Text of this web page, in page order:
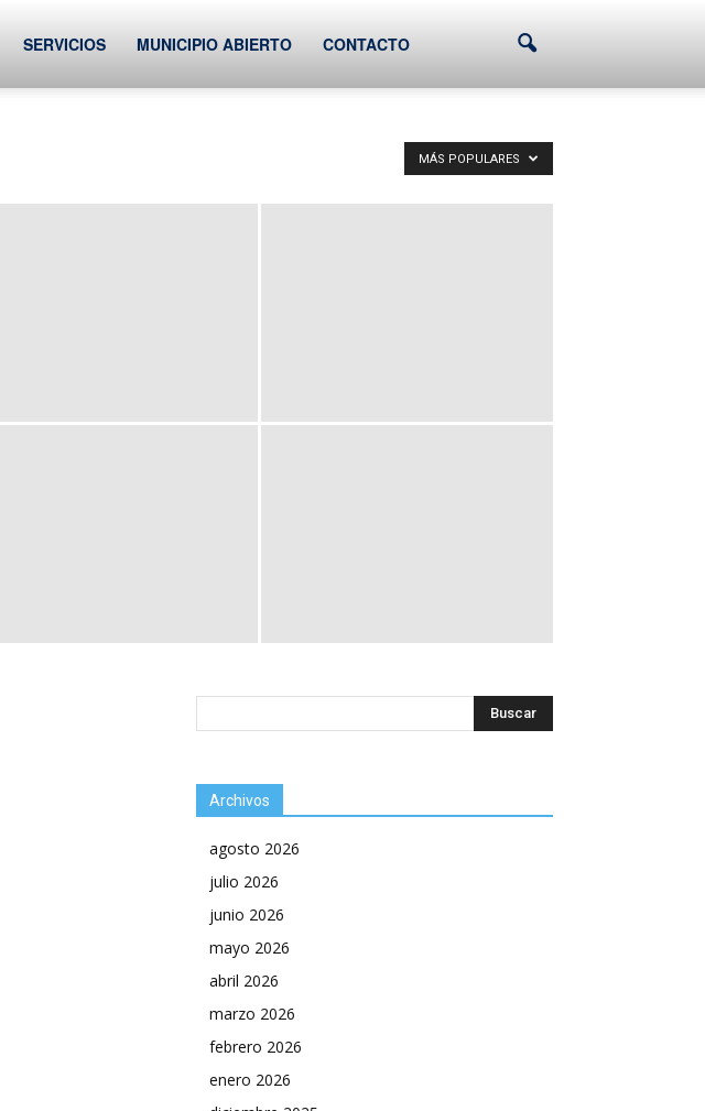
SERVICIOS MUNICIPIO ABIERTO CONTACTO
MÁS POPULARES
Archivos
agosto 2026
julio 2026
junio 2026
mayo 2026
abril 2026
marzo 2026
febrero 2026
enero 2026